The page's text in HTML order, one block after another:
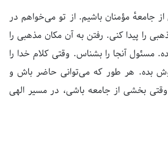
جامعهٔ مؤمنان باشیم. از تو می‌خواهم در
را پیدا کنی. رفتن به آن مکان مذهبی را
مسئول آنجا را بشناس. وقتی کلام خدا را
بده. هر طور که می‌توانی حاضر باش و
بخشی از جامعه باشی، در مسیر الهی